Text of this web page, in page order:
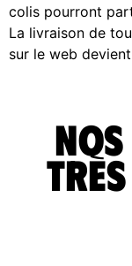
colis pourront
La livraison de
sur le web